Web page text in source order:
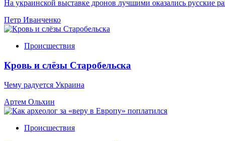
На украинской выставке дронов лучшими оказались русские
Петр Иванченко
Происшествия
Кровь и слёзы Старобельска
Чему радуется Украина
Артем Ольхин
Происшествия